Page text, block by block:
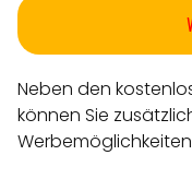
Neben den
können Sie